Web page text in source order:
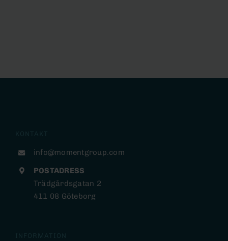
info@momentgroup.com
POSTADRESS
Trädgårdsgatan 2
411 08 Göteborg